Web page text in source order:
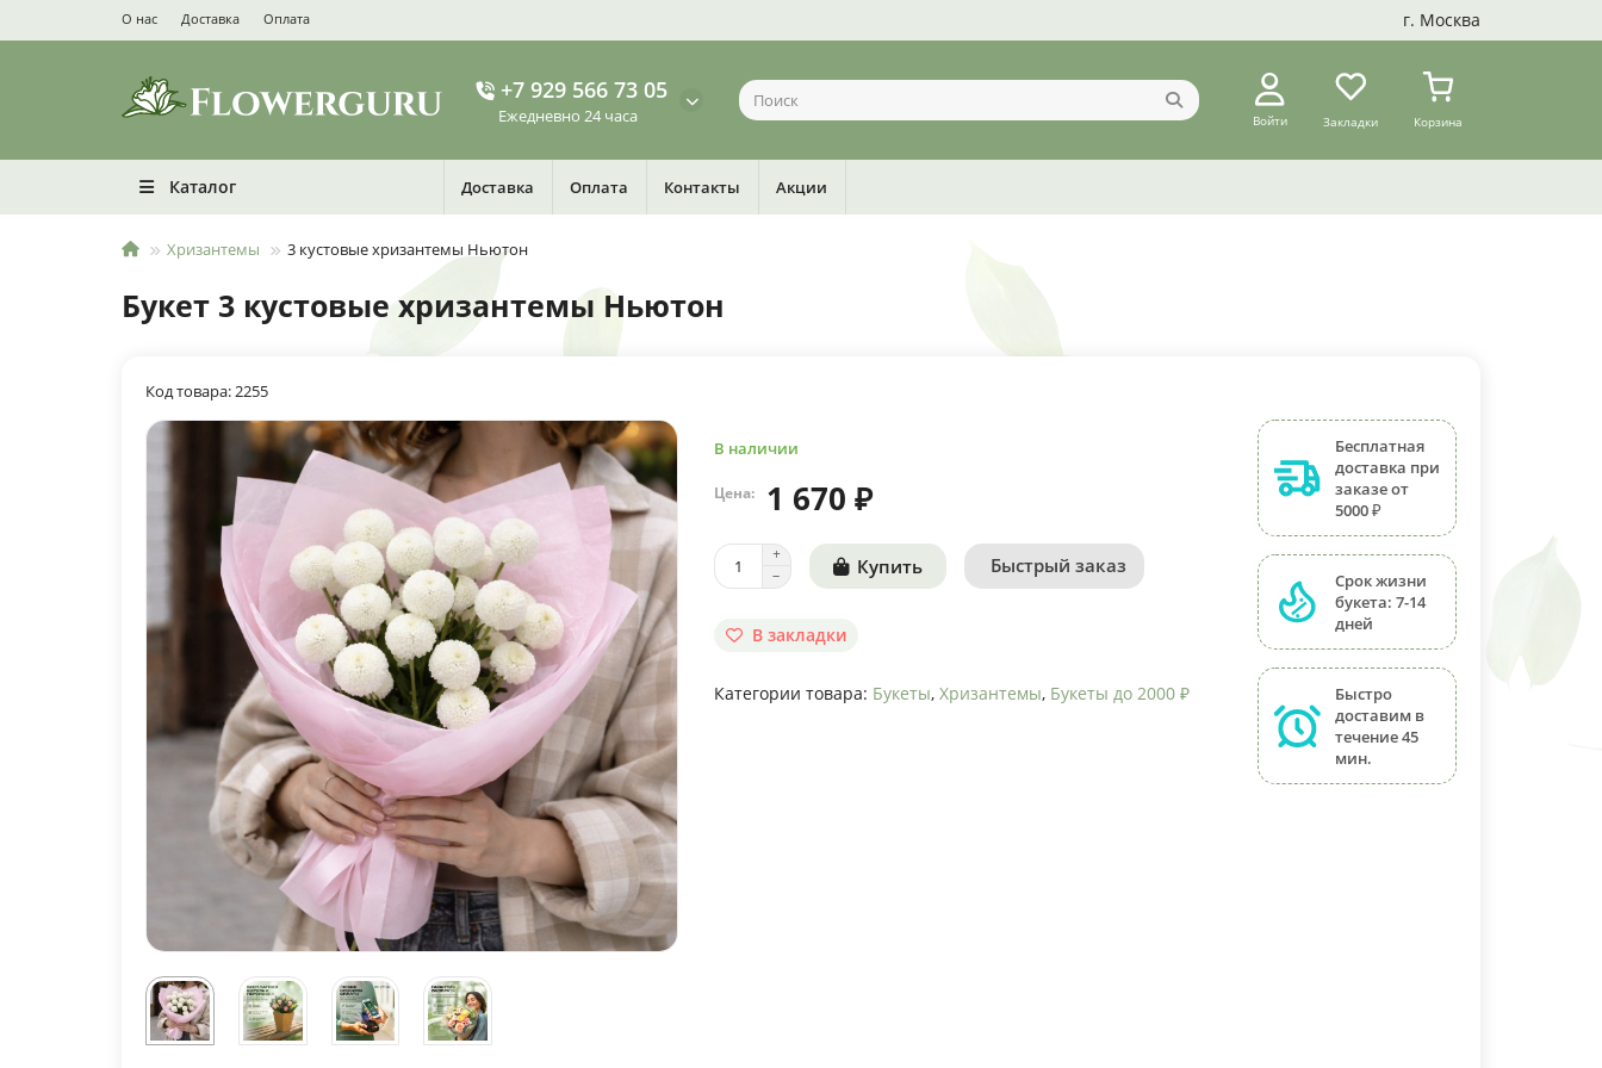
О нас Доставка Оплата г. Москва
+7 929 566 73 05
Ежедневно 24 часа Войти Закладки Корзина
Каталог Доставка Оплата Контакты Акции
Хризантемы 3 кустовые хризантемы Ньютон
Букет 3 кустовые хризантемы Ньютон
Код товара: 2255
В наличии
Цена: 1 670 ₽
Купить Быстрый заказ
В закладки
Категории товара: Букеты, Хризантемы, Букеты до 2000 ₽
Бесплатная
доставка при
заказе от
5000 ₽
Срок жизни
букета: 7-14
дней
Быстро
доставим в
течение 45
мин.